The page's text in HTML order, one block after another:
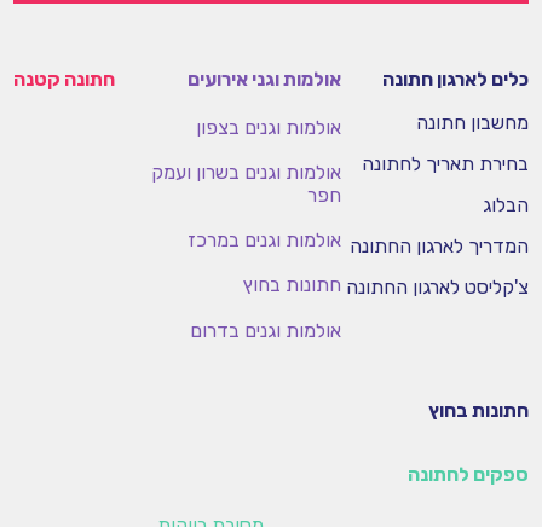
אולמות וגני אירועים
אולמות וגנים בצפון
אולמות וגנים בשרון ועמק
חפר
אולמות וגנים במרכז
חתונות בחוץ
אולמות וגנים בדרום
חתונה קטנה
חתונות בחוץ
ספקים לחתונה
כלים לארגון חתונה
מחשבון חתונה
בחירת תאריך לחתונה
הבלוג
המדריך לארגון החתונה
צ'קליסט לארגון החתונה